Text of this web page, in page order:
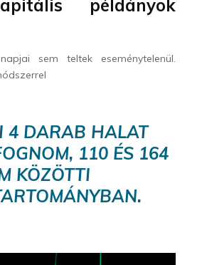
példányok
sem teltek eseménytelenül.
4 DARAB HALAT
110 ÉS 164
KÖZÖTTI